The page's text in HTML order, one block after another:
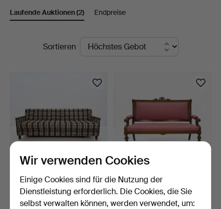
beiLaufende Auktionen(2) Endpreise
LaufendeSortieren
SCHLAFSOFA - 1970er
Jahre.
8 Tage
SOFA - Holz und Textil.
8 Tage
Wir verwenden Cookies
Einige Cookies sind für die Nutzung der
Dienstleistung erforderlich. Die Cookies, die Sie
selbst verwalten können, werden verwendet, um: